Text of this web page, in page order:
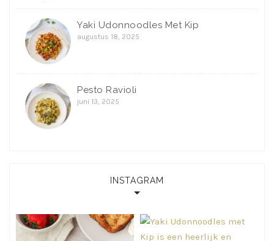
Yaki Udonnoodles Met Kip
augustus 18, 2025
Pesto Ravioli
juni 13, 2025
INSTAGRAM